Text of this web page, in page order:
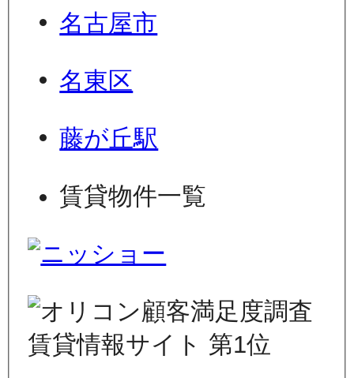
名古屋市
名東区
藤が丘駅
賃貸物件一覧